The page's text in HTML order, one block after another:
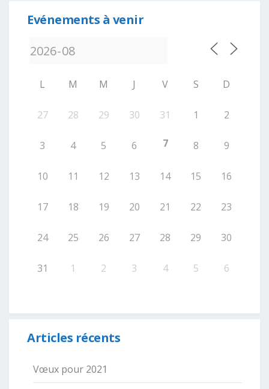
Evénements à venir
L M M J V S D
27 28 29 30 31 1 2
3 4 5 6 7 8 9
10 11 12 13 14 15 16
17 18 19 20 21 22 23
24 25 26 27 28 29 30
31 1 2 3 4 5 6
Articles récents
Vœux pour 2021